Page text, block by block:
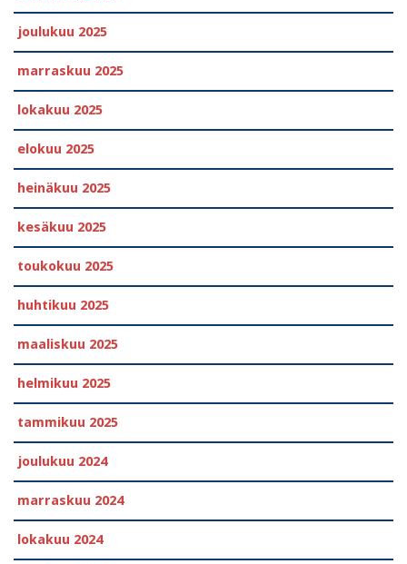
joulukuu 2025
marraskuu 2025
lokakuu 2025
elokuu 2025
heinäkuu 2025
kesäkuu 2025
toukokuu 2025
huhtikuu 2025
maaliskuu 2025
helmikuu 2025
tammikuu 2025
joulukuu 2024
marraskuu 2024
lokakuu 2024